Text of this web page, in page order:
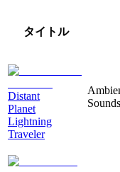
タイトル
Distant
Planet
Lightning
Traveler